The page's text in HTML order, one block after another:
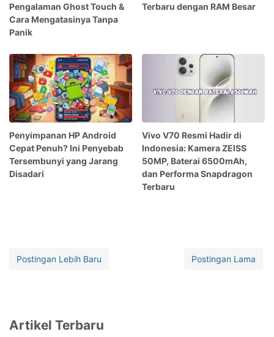
Pengalaman Ghost Touch &
Cara Mengatasinya Tanpa
Panik
Terbaru dengan RAM Besar
Penyimpanan HP Android
Cepat Penuh? Ini Penyebab
Tersembunyi yang Jarang
Disadari
Vivo V70 Resmi Hadir di
Indonesia: Kamera ZEISS
50MP, Baterai 6500mAh,
dan Performa Snapdragon
Terbaru
Postingan Lebih Baru Postingan Lama
Artikel Terbaru